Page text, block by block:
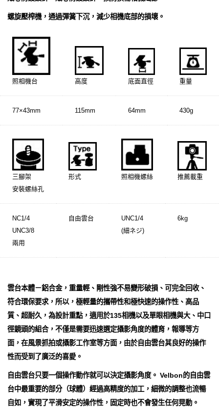
螺旋壓榨機，通過彈簧下沉，減少相機底部的損壞。
照相機台 高度 底面直徑 重量
77×43mm 115mm 64mm 430g
三腳架
安裝螺絲孔
形式 照相機螺絲 推薦載重
NC1/4
UNC3/8
兩用
自由雲台
UNC1/4
(細ネジ)
6kg
雲台本體－鋁合金，重量輕、剛性強不易變形破損、可完全回收、
符合環保要求，所以，極輕量的攜帶性和極快速的操作性、高品
質、超耐久，為設計重點，適用於135相機以及單眼相機與大、中口
徑鏡頭的組合，不僅是需要迅速選定攝影角度的體育，報導等方
面，在風景抓拍或攝影工作室等方面，由於自由雲台其良好的操作
性而受到了廣泛的喜愛。
自由雲台只要一個操作動作就可以決定攝影角度。 Velbon的自由雲
台中最重要的部分（球體）經過高精度的加工，細微的調整也流暢
自如，實現了平滑安定的操作性，固定時也不會發生任何晃動。